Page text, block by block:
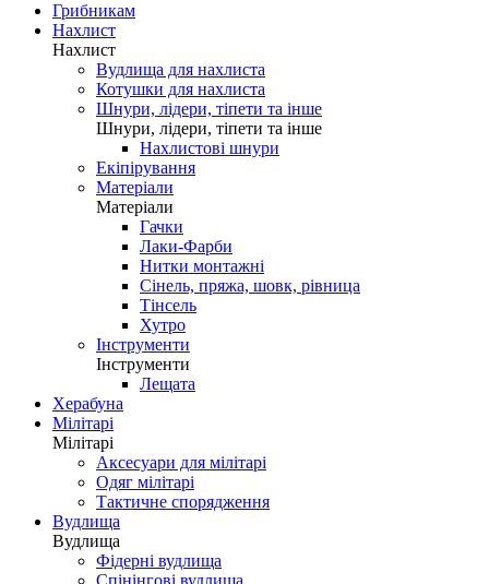
Грибникам
Нахлист
Нахлист
Вудлища для нахлиста
Котушки для нахлиста
Шнури, лідери, тіпети та інше
Шнури, лідери, тіпети та інше
Нахлистові шнури
Екіпірування
Матеріали
Матеріали
Гачки
Лаки-Фарби
Нитки монтажні
Сінель, пряжа, шовк, рівница
Тінсель
Хутро
Інструменти
Інструменти
Лещата
Херабуна
Мілітарі
Мілітарі
Аксесуари для мілітарі
Одяг мілітарі
Тактичне спорядження
Вудлища
Вудлища
Фідерні вудлища
Спінінгові вудлища